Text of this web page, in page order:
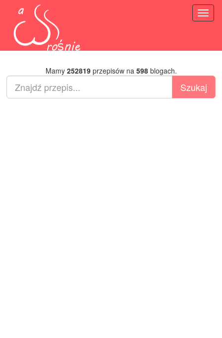
Mamy 252819przepisów na 598blogach.